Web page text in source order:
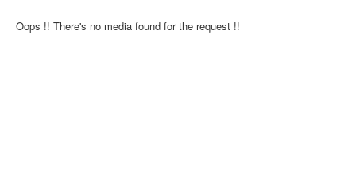
Oops !! There's no media found for the request !!